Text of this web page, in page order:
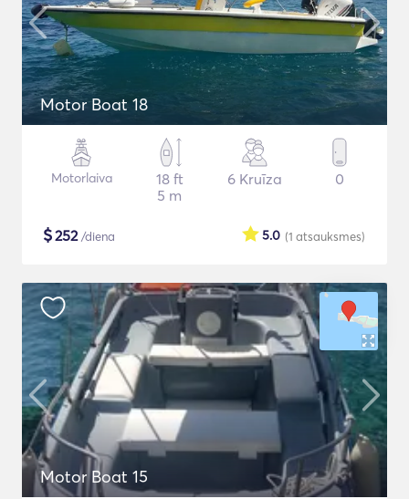
Motor Boat 18
Motorlaiva
18 ft
5 m
6 Kruīza 0
$252/diena (1 atsauksmes)
5.0
Motor Boat 15